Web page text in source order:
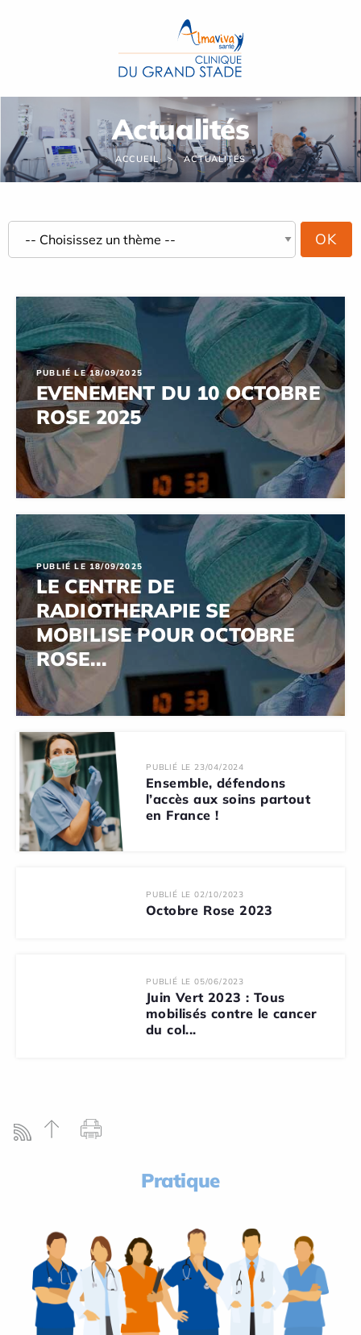
Actualités
ACCUEIL ACTUALITÉS
PUBLIÉ LE 18/09/2025
EVENEMENT DU 10 OCTOBRE
ROSE 2025
PUBLIÉ LE 18/09/2025
LE CENTRE DE
RADIOTHERAPIE SE
MOBILISE POUR OCTOBRE
ROSE...
PUBLIÉ LE 23/04/2024
Ensemble, défendons
l’accès aux soins partout
en France !
PUBLIÉ LE 02/10/2023
Octobre Rose 2023
PUBLIÉ LE 05/06/2023
Juin Vert 2023 : Tous
mobilisés contre le cancer
du col...
Pratique